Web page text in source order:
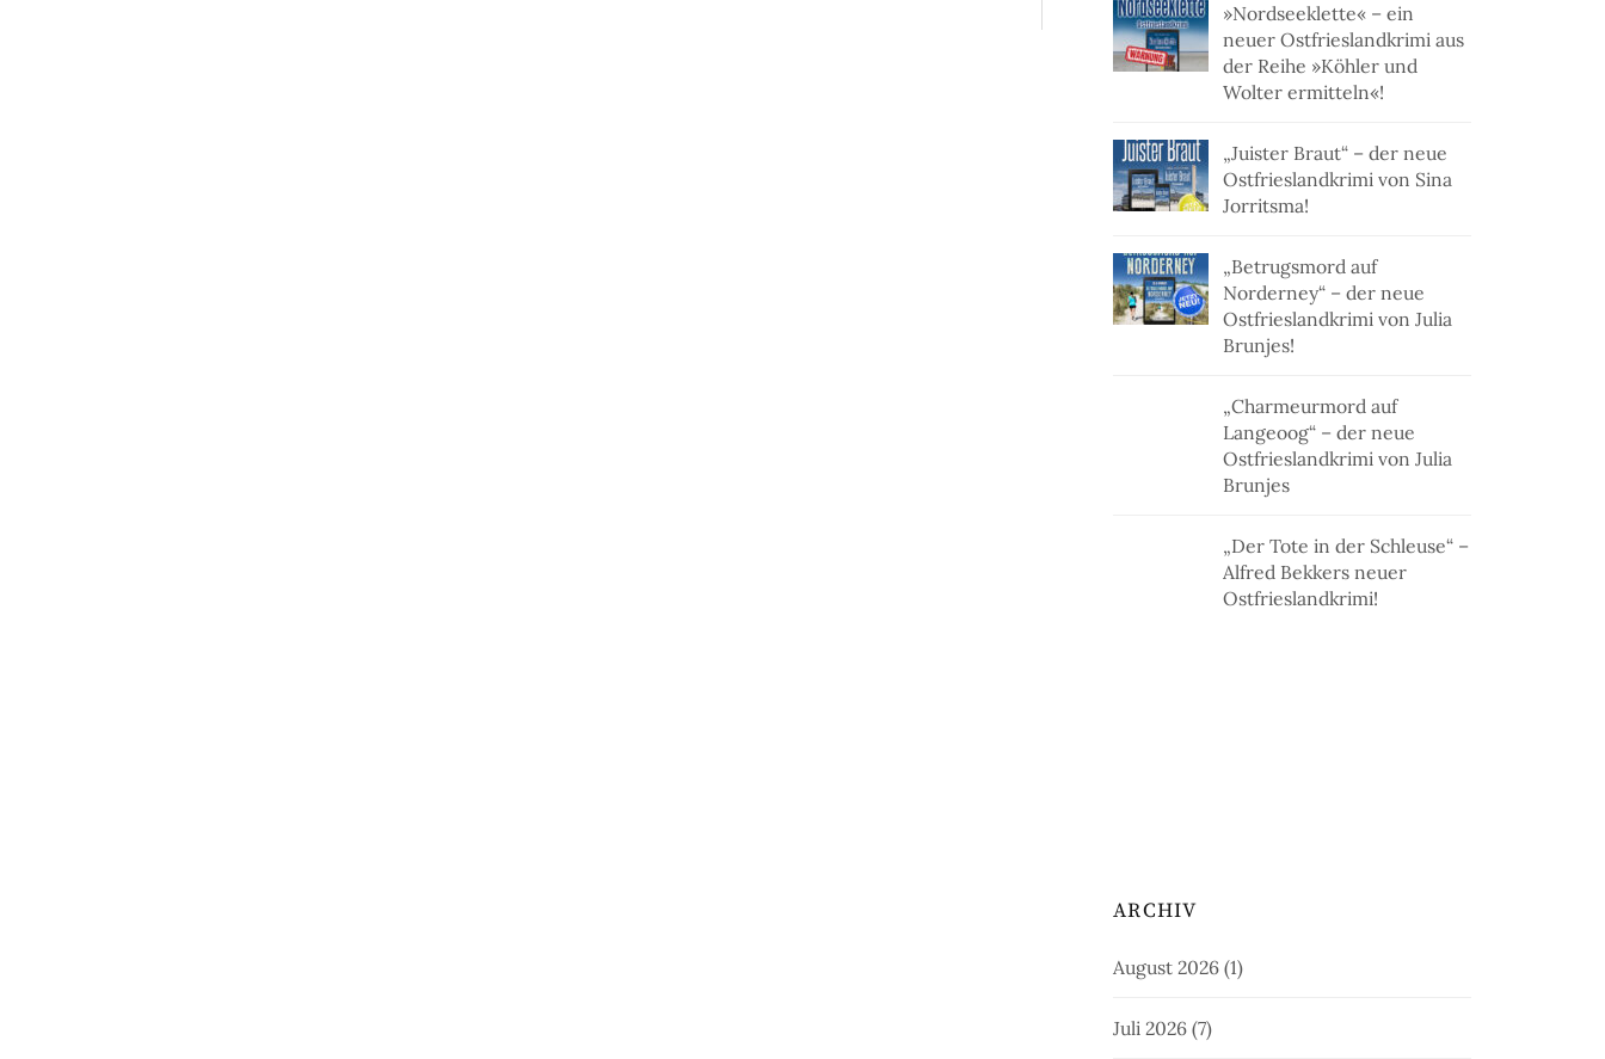
»Nordseeklette« – ein
neuer Ostfrieslandkrimi aus
der Reihe »Köhler und
Wolter ermitteln«!
„Juister Braut“ – der neue
Ostfrieslandkrimi von Sina
Jorritsma!
„Betrugsmord auf
Norderney“ – der neue
Ostfrieslandkrimi von Julia
Brunjes!
„Charmeurmord auf
Langeoog“ – der neue
Ostfrieslandkrimi von Julia
Brunjes
„Der Tote in der Schleuse“ –
Alfred Bekkers neuer
Ostfrieslandkrimi!
ARCHIV
August 2026 (1)
Juli 2026 (7)